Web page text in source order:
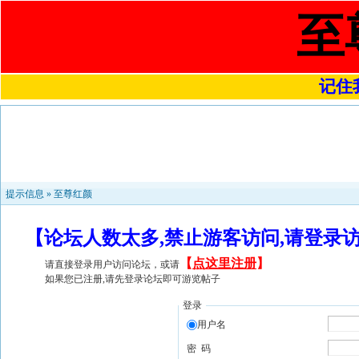
至
记住
提示信息 » 至尊红颜
【论坛人数太多,禁止游客访问,请登
请直接登录用户访问论坛，或请 【 点这里注册】
如果您已注册,请先登录论坛即可游览帖子
登录
用户名
密 码